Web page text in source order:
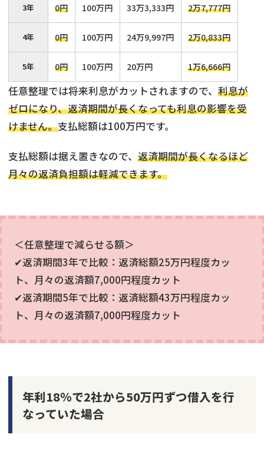
3年 0円 100万円 33万3,333円 2万7,777円
4年 0円 100万円 24万9,997円 2万0,833円
5年 0円 100万円 20万円 1万6,666円
任意整理では将来利息がカットされますので、 利息が
ゼロになり、返済期間が長くなっても利息の影響を受
けません。支払総額は100万円です。
支払総額は据え置きなので、 返済期間が長くなるほど
月々の返済負担額は軽減できます。
＜任意整理で減らせる額＞
✔返済期間3年で比較：返済総額25万円程度カッ
ト、月々の返済額7,000円程度カット
✔返済期間5年で比較：返済総額43万円程度カッ
ト、月々の返済額7,000円程度カット
年利18％で2社から50万円ずつ借入を行
なっていた場合